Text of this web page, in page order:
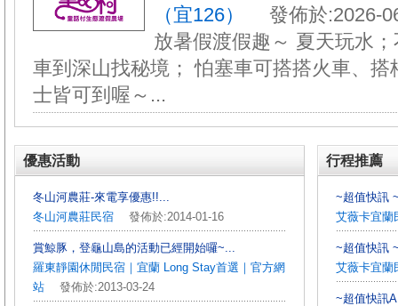
（宜126）
發佈於:2026-
放暑假渡假趣～ 夏天玩水
車到深山找秘境； 怕塞車可搭搭火車、
士皆可到喔～...
優惠活動
冬山河農莊-來電享優惠!!...
冬山河農莊民宿 發佈於:2014-01-16
賞鯨豚，登龜山島的活動已經開始囉~...
羅東靜園休閒民宿｜宜蘭 Long Stay首選｜官方網
站 發佈於:2013-03-24
行程推薦
~超值快訊
艾薇卡宜蘭
~超值快訊
艾薇卡宜蘭
~超值快訊